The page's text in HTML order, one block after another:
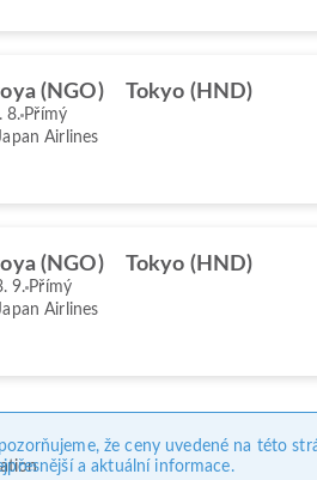
(NGO) Tokyo (HND)
8. Přímý
Airlines
(NGO) Tokyo (HND)
9. Přímý
Airlines
že ceny uvedené na této
a aktuální informace.